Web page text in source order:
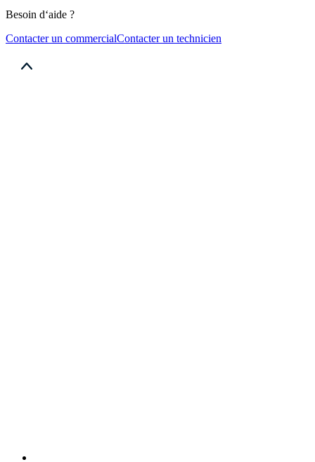
Besoin d‘aide ?
Contacter un commercialContacter un technicien